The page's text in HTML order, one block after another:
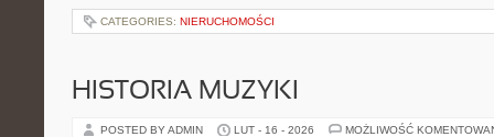
CATEGORIES: NIERUCHOMOŚCI
HISTORIA MUZYKI
POSTED BY ADMIN LUT - 16 - 2026 MOŻLIWOŚĆ